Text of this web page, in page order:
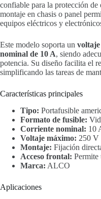
confiable para la protección
montaje en chasis o panel
equipos eléctricos y
Este modelo soporta un
nominal de 10 A, siendo
potencia. Su diseño facilita el
simplificando las tareas de
Características principales
Tipo: Portafusible
Formato de fusible:
Corriente nominal: 10
Voltaje máximo: 250 V
Montaje: Fijación
Acceso frontal: Permite
Marca: ALCO
Aplicaciones